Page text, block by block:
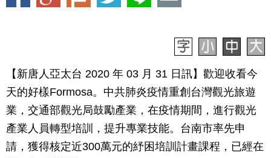
【新唐人亞太台 2020 年 03 月 31 日訊】歡迎收看今
天的好樣Formosa。中共肺炎疫情重創台灣觀光旅遊
業，交通部觀光局鼓勵產業，在疫情期間，進行觀光
產業人員轉型培訓，提升專業技能。台南市率先申
請，獲得核定近300萬元的紓困培訓計畫課程，已經在